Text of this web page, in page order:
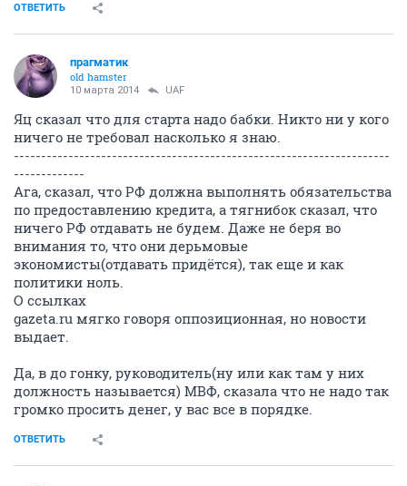
ОТВЕТИТЬ
прагматик
old hamster
10 марта 2014 UAF
Яц сказал что для старта надо бабки. Никто ни у кого
ничего не требовал насколько я знаю.
---------------------------------------------------------------------
-------------
Ага, сказал, что РФ должна выполнять обязательства
по предоставлению кредита, а тягнибок сказал, что
ничего РФ отдавать не будем. Даже не беря во
внимания то, что они дерьмовые
экономисты(отдавать придётся), так еще и как
политики ноль.
О ссылках
gazeta.ru мягко говоря оппозиционная, но новости
выдает.
Да, в до гонку, руководитель(ну или как там у них
должность называется) МВФ, сказала что не надо так
громко просить денег, у вас все в порядке.
ОТВЕТИТЬ